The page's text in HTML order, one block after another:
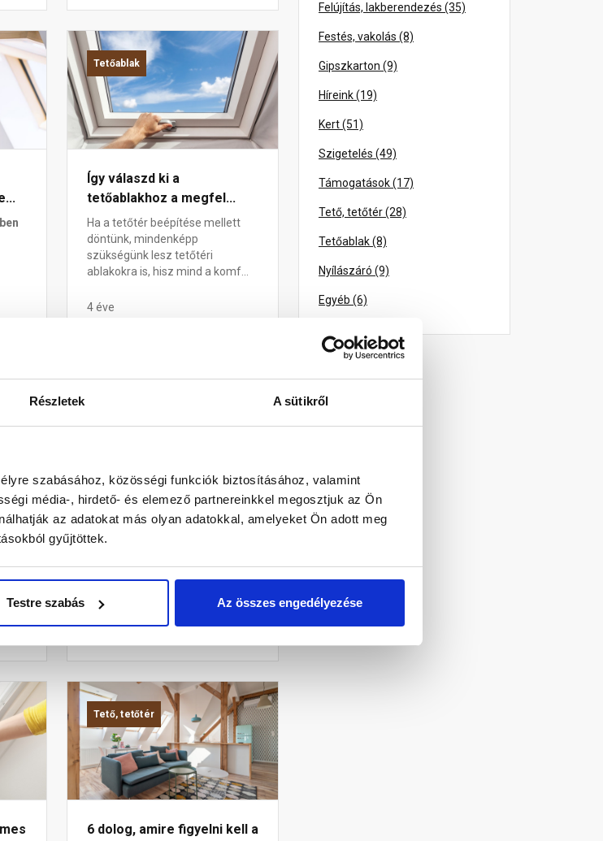
Részletek A sütikről
szabásához, közösségi funkciók biztosításához, valamint
média-, hirdető- és elemező partnereinkkel megosztjuk az Ön
az adatokat más olyan adatokkal, amelyeket Ön adott meg
gyűjtöttek.
Testre szabás Az összes engedélyezése
Tetőablak
Így válaszd ki a
tetőablakhoz a megfel...
Ha a tetőtér beépítése mellett
döntünk, mindenképp
szükségünk lesz tetőtéri
ablakokra is, hisz mind a komf...
4 éve
Tetőablak – Nyitási mód
A kényelmes kezelés, tisztítás,
de még a bútorok
mindegy, milyen nyitású ablak...
Tető, tetőtér
6 dolog, amire figyelni kell a
Felújítás, lakberendezés (35)
Festés, vakolás (8)
Gipszkarton (9)
Híreink (19)
Kert (51)
Szigetelés (49)
Támogatások (17)
Tető, tetőtér (28)
Tetőablak (8)
Nyílászáró (9)
Egyéb (6)